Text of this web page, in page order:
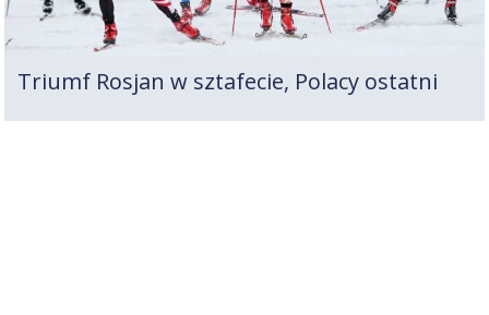
Triumf Rosjan w sztafecie, Polacy ostatni